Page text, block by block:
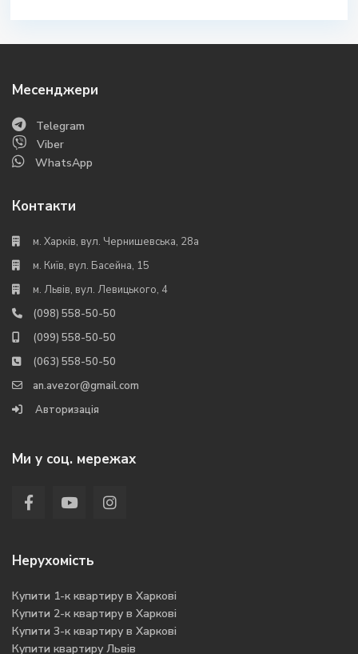
Месенджери
Telegram
Viber
WhatsApp
Контакти
м. Харків, вул. Чернишевська, 28а
м. Київ, вул. Басейна, 15
м. Львів, вул. Левицького, 4
(098) 558-50-50
(099) 558-50-50
(063) 558-50-50
an.avezor@gmail.com
Авторизація
Ми у соц. мережах
Нерухомість
Купити 1-к квартиру в Харкові
Купити 2-к квартиру в Харкові
Купити 3-к квартиру в Харкові
Купити квартиру Львів